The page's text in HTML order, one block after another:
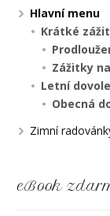
Hlavní menu
Krátké
Zážitky
Letní
Obecná
Zimní
eBook